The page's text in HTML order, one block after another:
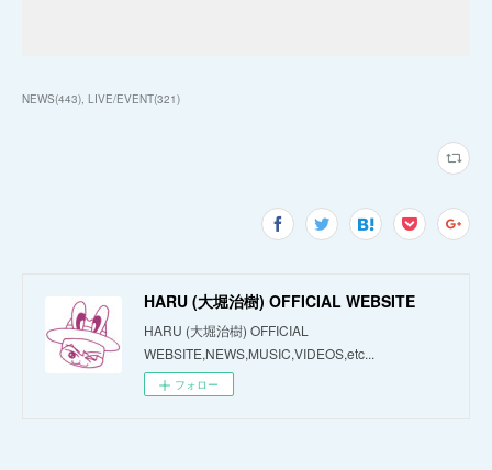
NEWS(443) LIVE/EVENT(321)
HARU (大堀治樹) OFFICIAL WEBSITE
HARU (大堀治樹) OFFICIAL
WEBSITE,NEWS,MUSIC,VIDEOS,etc...
フォロー